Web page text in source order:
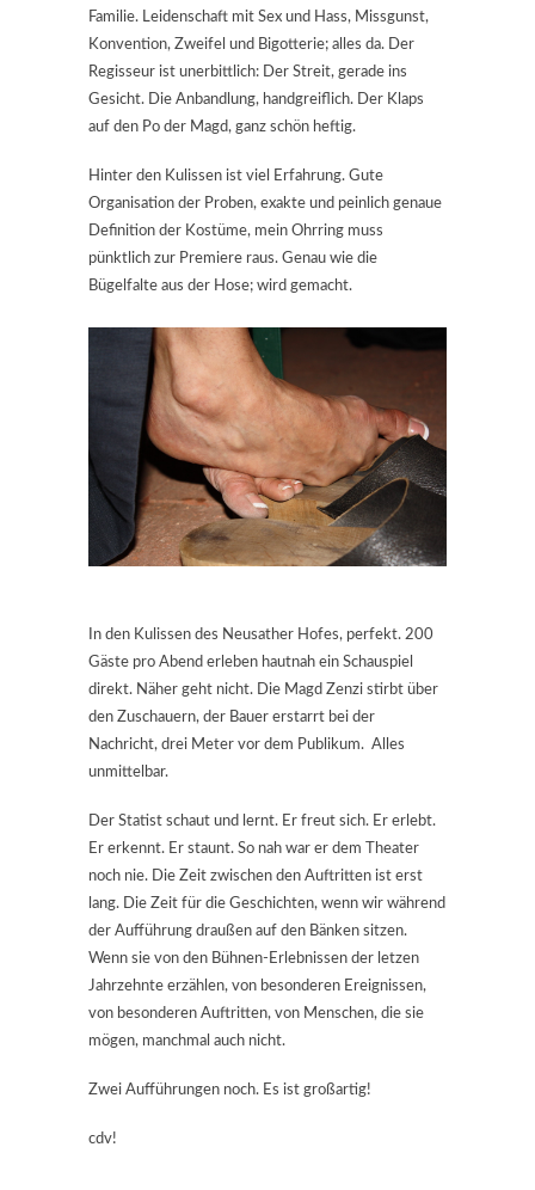
Familie. Leidenschaft mit Sex und Hass, Missgunst,
Konvention, Zweifel und Bigotterie; alles da. Der
Regisseur ist unerbittlich: Der Streit, gerade ins
Gesicht. Die Anbandlung, handgreiflich. Der Klaps
auf den Po der Magd, ganz schön heftig.
Hinter den Kulissen ist viel Erfahrung. Gute
Organisation der Proben, exakte und peinlich genaue
Definition der Kostüme, mein Ohrring muss
pünktlich zur Premiere raus. Genau wie die
Bügelfalte aus der Hose; wird gemacht.
In den Kulissen des Neusather Hofes, perfekt. 200
Gäste pro Abend erleben hautnah ein Schauspiel
direkt. Näher geht nicht. Die Magd Zenzi stirbt über
den Zuschauern, der Bauer erstarrt bei der
Nachricht, drei Meter vor dem Publikum. Alles
unmittelbar.
Der Statist schaut und lernt. Er freut sich. Er erlebt.
Er erkennt. Er staunt. So nah war er dem Theater
noch nie. Die Zeit zwischen den Auftritten ist erst
lang. Die Zeit für die Geschichten, wenn wir während
der Aufführung draußen auf den Bänken sitzen.
Wenn sie von den Bühnen-Erlebnissen der letzen
Jahrzehnte erzählen, von besonderen Ereignissen,
von besonderen Auftritten, von Menschen, die sie
mögen, manchmal auch nicht.
Zwei Aufführungen noch. Es ist großartig!
cdv!